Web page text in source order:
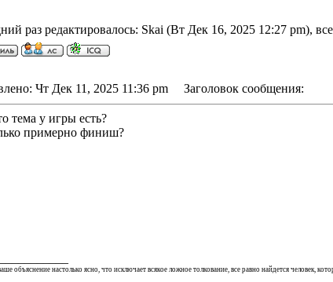
раз редактировалось: Skai (Вт Дек 16, 2025 12:27 pm),
Чт Дек 11, 2025 11:36 pm Заголовок сообщения:
тема у игры есть?
примерно финиш?
объяснение настолько ясно, что исключает всякое ложное толкование, все равно найдется